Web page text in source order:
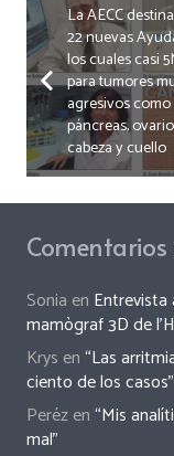
La AECC
22 nuevas
los cuales casi
para tumores
agresivos como
páncreas,
cabeza y cuello
Comentarios
Sonia en Entrevista
mamògraf 3D de
Krys en“Las
ciento de los casos”
Perézen“Mis
mal”